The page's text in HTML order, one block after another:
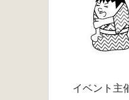
イベント主